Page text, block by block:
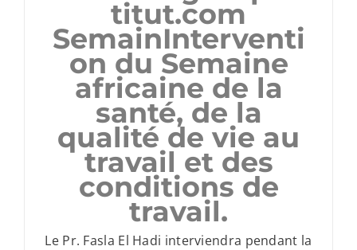
titut.com
SemainInterventi
on du Semaine
africaine de la
santé, de la
qualité de vie au
travail et des
conditions de
travail.
Le Pr. Fasla El Hadi interviendra pendant la